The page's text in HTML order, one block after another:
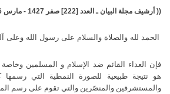
(( أرشيف مجلة البيان ـ العدد [222] صفر 1427 - مارس 2006 ))
الحمد لله والصلاة والسلام على رسول الله وعلى
فإن العداء القائم ضد الإسلام و المسلمين
هو نتيجة طبيعية للصورة النمطية التي رسمها
والمستشرقين والمنصّرين والتي تقوم على رسم